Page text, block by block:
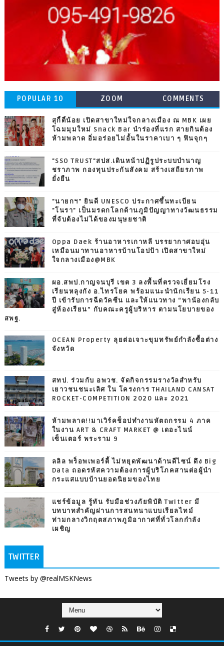
POPULAR 10 ZOOM COMMENTS
สุกี้ตี๋น้อย เปิดสาขาใหม่ใจกลางเมือง ณ MBK เผย
โฉมมุมใหม่ Snack Bar นำร่องที่แรก สายกินต้อง
ห้ามพลาด อิ่มอร่อยไม่อั้นในราคาเบา ๆ ฟินจุกๆ
"SSO TRUST"สปส.เดินหน้าปฏิรูประบบบำนาญ
ชราภาพ กองทุนประกันสังคม สร้างเสถียรภาพ
ยั่งยืน
"นายกฯ" ยินดี UNESCO ประกาศขึ้นทะเบียน
"โนรา" เป็นมรดกโลกด้านภูมิปัญญาทางวัฒนธรรม
ที่จับต้องไม่ได้ของมนุษยชาติ
Oppa Daek ร้านอาหารเกาหลี บรรยากาศอบอุ่น
เหมือนมาทานอาหารบ้านโอปป้า เปิดสาขาใหม่
ใจกลางเมือง@MBK
ผอ.สพป.กาญจนบุรี เขต 3 ลงพื้นที่ตรวจเยี่ยมโรง
เรียนหลุงกัง อ.ไทรโยค พร้อมแนะนำนักเรียน 5-11
ปี เข้ารับการฉีดวัคซีน และให้แนวทาง “พาน้องกลับ
สู่ห้องเรียน” กับคณะครูผู้บริหาร ตามนโยบายของ
สพฐ.
OCEAN Property ลุยต่อเจาะขุมทรัพย์กำลังซื้อต่าง
จังหวัด
สทป. ร่วมกับ อพวช. จัดกิจกรรมรางวัลสำหรับ
เยาวชนชนะเลิศ ใน โครงการ THAILAND CANSAT
ROCKET-COMPETITION 2020 และ 2021
ห้ามพลาด!!มาเวิร์คช็อปทำงานหัตถกรรม 4 ภาค
ในงาน ART & CRAFT MARKET @ เดอะไนน์
เซ็นเตอร์ พระราม 9
ลลิล พร็อพเพอร์ตี้ ไม่หยุดพัฒนาด้านดีไซน์ ดึง Big
Data ถอดรหัสความต้องการผู้บริโภคสานต่อผู้นำ
กระแสแบบบ้านยอดนิยมของไทย
แชร์ข้อมูล รู้ทัน รับมือช่วงภัยพิบัติ Twitter มี
บทบาทสำคัญผ่านการสนทนาแบบเรียลไทม์
ท่ามกลางวิกฤตสภาพภูมิอากาศที่ทั่วโลกกำลัง
เผชิญ
TWITTER
Tweets by @realMSKNews